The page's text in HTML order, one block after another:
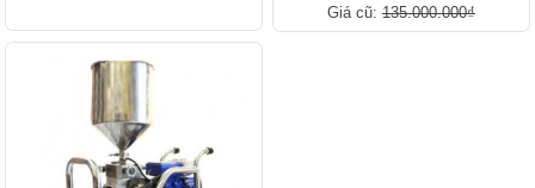
Giá cũ: 135.000.000₫